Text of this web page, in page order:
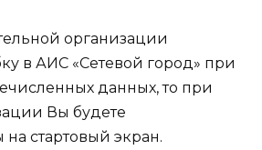
организации
в АИС «Сетевой город» при
данных, то при
Вы будете
стартовый экран.